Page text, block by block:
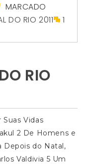
MARCADO
DO RIO 2011
1
RIO
Vidas
2 De Homens e
Depois do Natal,
Valdivia 5 Um